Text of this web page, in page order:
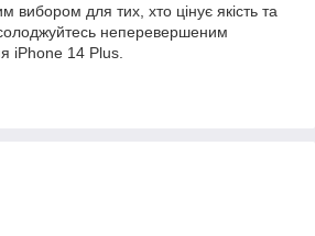
вибором для тих, хто цінує якість та
неперевершеним
iPhone 14 Plus.